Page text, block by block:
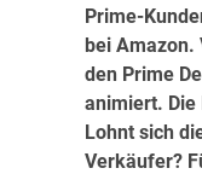
Prime-
bei Amazon.
den Prime
animiert. Die
Lohnt sich
Verkäufer?